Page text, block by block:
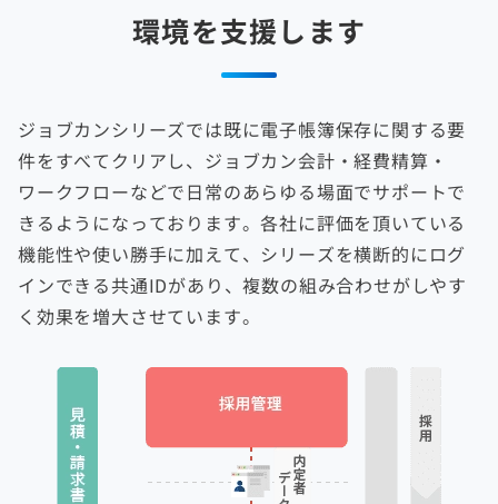
環境を支援します
ジョブカンシリーズでは既に電子帳簿保存に関する要
件をすべてクリアし、ジョブカン会計・経費精算・
ワークフローなどで日常のあらゆる場面でサポートで
きるようになっております。各社に評価を頂いている
機能性や使い勝手に加えて、シリーズを横断的にログ
インできる共通IDがあり、複数の組み合わせがしやす
く効果を増大させています。